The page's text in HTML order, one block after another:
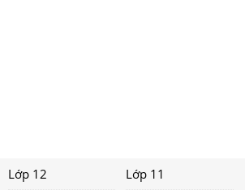
Lớp 12
Lớp 11